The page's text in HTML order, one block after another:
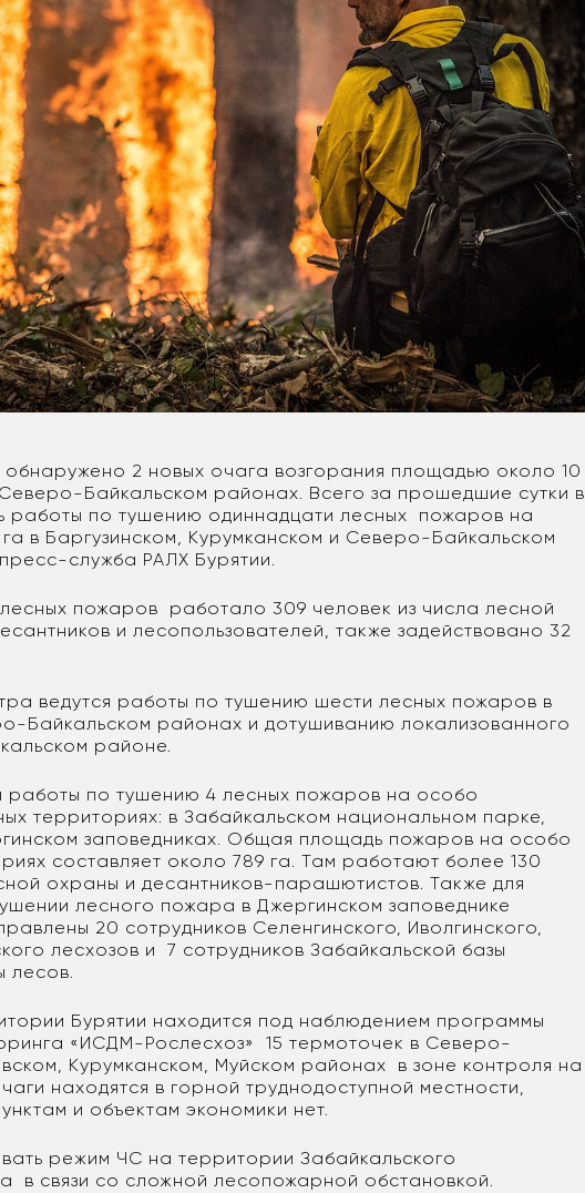
2 новых очага возгорания площадью около 10
Байкальском районах. Всего за прошедшие сутки в
работы по тушению одиннадцати лесных пожаров на
в Баргузинском, Курумканском и Северо-Байкальском
служба РАЛХ Бурятии.
пожаров работало 309 человек из числа лесной
и лесопользователей, также задействовано 32
ведутся работы по тушению шести лесных пожаров в
Байкальском районах и дотушиванию локализованного
районе.
работы по тушению 4 лесных пожаров на особо
территориях: в Забайкальском национальном парке,
заповедниках. Общая площадь пожаров на особо
составляет около 789 га. Там работают более 130
охраны и десантников-парашютистов. Также для
лесного пожара в Джергинском заповеднике
20 сотрудников Селенгинского, Иволгинского,
лесхозов и 7 сотрудников Забайкальской базы
лесов.
Бурятии находится под наблюдением программы
«ИСДМ-Рослесхоз» 15 термоточек в Северо-
Курумканском, Муйском районах в зоне контроля на
находятся в горной труднодоступной местности,
и объектам экономики нет.
режим ЧС на территории Забайкальского
в связи со сложной лесопожарной обстановкой.